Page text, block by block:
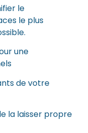
le
le plus
une
de votre
la laisser propre